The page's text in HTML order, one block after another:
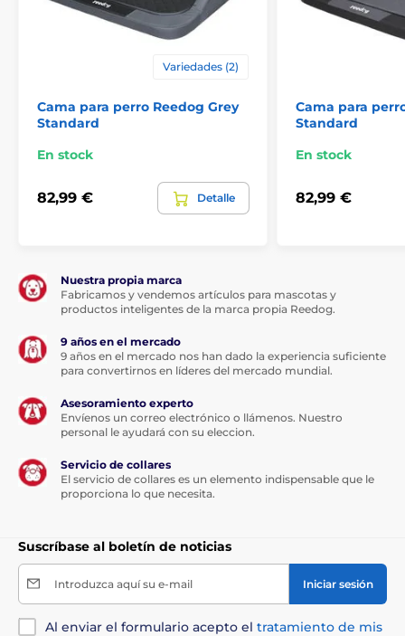
previo aviso. Las imágenes tienen únicamente
carácter ilustrativo.
Camas y casetas para perros Camas
Ortopédicas Para los perros pequeños
Para perros medianos
Variedades (2)
Cama para perro Reedog Grey
Standard
En stock
82,99 € Detalle
Cama para
Standard
En stock
82,99 €
Nuestra propia marca
Fabricamos y vendemos artículos para mascotas y
productos inteligentes de la marca propia Reedog.
9 años en el mercado
9 años en el mercado nos han dado la experiencia suficiente
para convertirnos en líderes del mercado mundial.
Asesoramiento experto
Envíenos un correo electrónico o llámenos. Nuestro
personal le ayudará con su eleccion.
Servicio de collares
El servicio de collares es un elemento indispensable que le
proporciona lo que necesita.
Suscríbase al boletín de noticias
Introduzca aquí su e-mail Iniciar sesión
Al enviar el formulario acepto el tratamiento de mis